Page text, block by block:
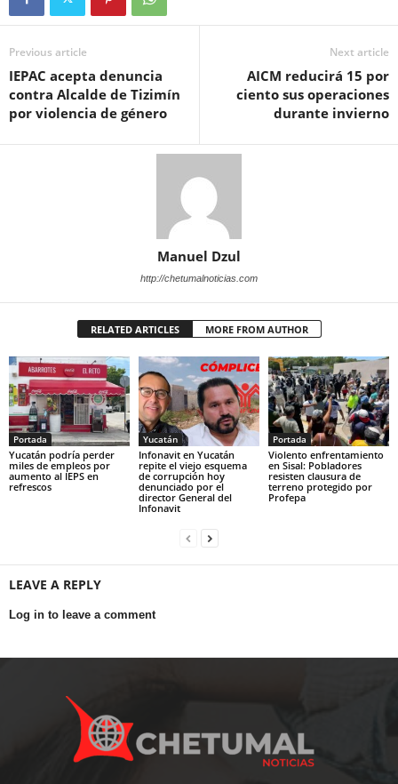
Previous article
IEPAC acepta denuncia
contra Alcalde de Tizimín
por violencia de género
Next article
AICM reducirá 15 por
ciento sus operaciones
durante invierno
Manuel Dzul
http://chetumalnoticias.com
RELATED ARTICLES MORE FROM AUTHOR
Portada
Yucatán podría perder
miles de empleos por
aumento al IEPS en
refrescos
Yucatán
Infonavit en Yucatán
repite el viejo esquema
de corrupción hoy
denunciado por el
director General del
Infonavit
Portada
Violento enfrentamiento
en Sisal: Pobladores
resisten clausura de
terreno protegido por
Profepa
LEAVE A REPLY
Log in to leave a comment